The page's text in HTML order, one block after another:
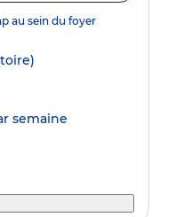
au sein du foyer
semaine